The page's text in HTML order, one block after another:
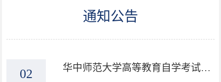
通知公告
02 华中师范大学高等教育自学考试合作单位及工作人员通讯录